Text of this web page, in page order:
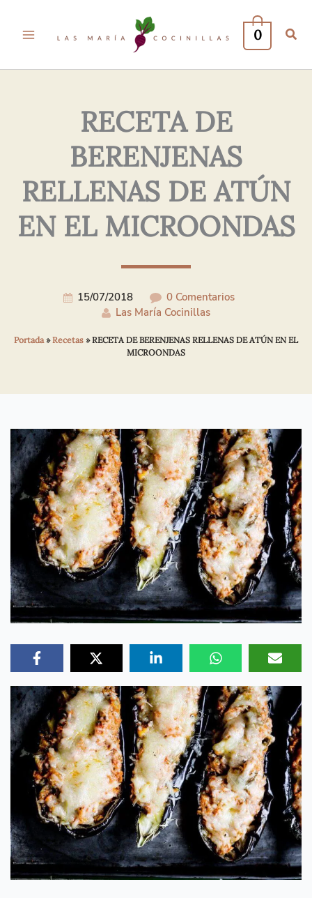
0
RECETA DE
BERENJENAS
RELLENAS DE ATÚN
EN EL MICROONDAS
15/07/2018
0 Comentarios
Las María Cocinillas
Portada»Recetas »RECETA DE BERENJENAS RELLENAS DE ATÚN EN EL
MICROONDAS
Electrónico*